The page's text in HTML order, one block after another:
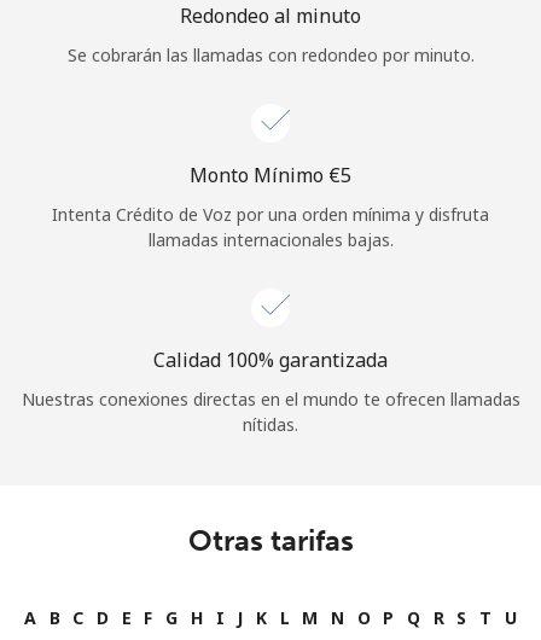
Redondeo al minuto
Se cobrarán las llamadas con redondeo por minuto.
Monto Mínimo ⁦€5⁩
Intenta Crédito de Voz por una orden mínima y disfruta
llamadas internacionales bajas.
Calidad 100% garantizada
Nuestras conexiones directas en el mundo te ofrecen llamadas
nítidas.
Otras tarifas
A B C D E F G H I J K L M N O P Q R S T
U